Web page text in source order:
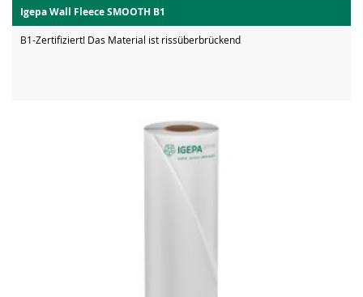
Igepa Wall Fleece SMOOTH B1
B1-Zertifiziert! Das Material ist rissüberbrückend